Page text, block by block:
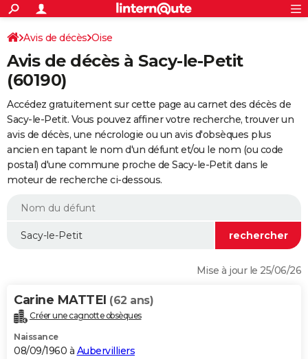
ACTUALITÉS
Politique
Société
Faits Divers
Education
Monde
Villes
+
SPORT
Coupe du monde 2026
Football
Tennis
Cyclisme
Rugby
Forum
FINANCE
Retraite
Impôts
Epargne
Immobilier
Risques naturels par ville
Banque
Assurance
Crédit
AUTO
Essais
Réserver un essai
Citadines
Berlines
SUV
Forum auto
+
HIGH-TECH
Mobiles
Meilleur smartphone
Internet
Ordinateurs
Jeux vidéo
Guide high-tech
+BRICOLAGE
Forum
Aménagement intérieur
Extérieur
Cuisine
Salle de bains
Jardinage
Rangement
WEEK-END
Guides de France
Escapades
Patrimoine
Expositions
Musées
Week-end nature
LIFESTYLE
Alimentation
Guide de la santé
Maladies
Médicaments
Sommeil
VOYAGE
Destinations
City break
Voyage nature
Voyage de noces
Forum
Climat
+PHOTO
GUIDES D'ACHAT
Avis de décès Oise
Avis de décès à Sacy-le-Petit
(60190)
Accédez gratuitement sur cette page au carnet des décès de
Sacy-le-Petit. Vous pouvez affiner votre recherche, trouver un
avis de décès, une nécrologie ou un avis d'obsèques plus
ancien en tapant le nom d'un défunt et/ou le nom (ou code
postal) d'une commune proche de Sacy-le-Petit dans le
moteur de recherche ci-dessous.
Mise à jour le 25/06/26
Carine MATTEI (62 ans)
Créer une cagnotte obsèques
Naissance
08/09/1960 à Aubervilliers